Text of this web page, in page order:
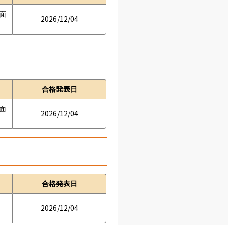
2026/12/04
合格発表日
2026/12/04
合格発表日
2026/12/04